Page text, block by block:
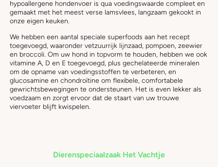
hypoallergene hondenvoer is qua voedingswaarde compleet en
gemaakt met het meest verse lamsvlees, langzaam gekookt in
onze eigen keuken.
We hebben een aantal speciale superfoods aan het recept
toegevoegd, waaronder vetzuurrijk lijnzaad, pompoen, zeewier
en broccoli. Om uw hond in topvorm te houden, hebben we ook
vitamine A, D en E toegevoegd, plus gechelateerde mineralen
om de opname van voedingsstoffen te verbeteren, en
glucosamine en chondroïtine om flexibele, comfortabele
gewrichtsbewegingen te ondersteunen. Het is even lekker als
voedzaam en zorgt ervoor dat de staart van uw trouwe
viervoeter blijft kwispelen.
Dierenspeciaalzaak Het Vachtje